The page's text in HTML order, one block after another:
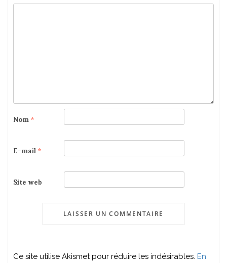
Nom *
E-mail *
Site web
Ce site utilise Akismet pour réduire les indésirables. En